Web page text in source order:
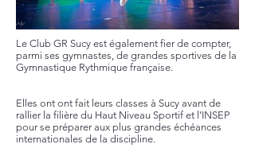
Le Club GR Sucy est également fier de compter,
parmi ses gymnastes, de grandes sportives de la
Gymnastique Rythmique française.
Elles ont ont fait leurs classes à Sucy avant de
rallier la filière du Haut Niveau Sportif et l’INSEP
pour se préparer aux plus grandes échéances
internationales de la discipline.